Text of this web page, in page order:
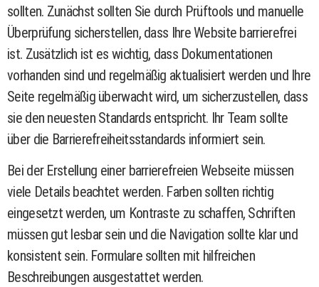
sollten. Zunächst sollten Sie durch Prüftools und manuelle
Überprüfung sicherstellen, dass Ihre Website barrierefrei
ist. Zusätzlich ist es wichtig, dass Dokumentationen
vorhanden sind und regelmäßig aktualisiert werden und Ihre
Seite regelmäßig überwacht wird, um sicherzustellen, dass
sie den neuesten Standards entspricht. Ihr Team sollte
über die Barrierefreiheitsstandards informiert sein.
Bei der Erstellung einer barrierefreien Webseite müssen
viele Details beachtet werden. Farben sollten richtig
eingesetzt werden, um Kontraste zu schaffen, Schriften
müssen gut lesbar sein und die Navigation sollte klar und
konsistent sein. Formulare sollten mit hilfreichen
Beschreibungen ausgestattet werden.